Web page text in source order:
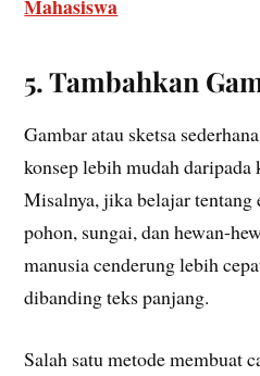
Mahasiswa
5. Tambahkan
Gambar atau sketsa
konsep lebih mudah daripada
Misalnya, jika belajar tentang
pohon, sungai, dan hewan-
manusia cenderung lebih
dibanding teks panjang.
Salah satu metode membuat